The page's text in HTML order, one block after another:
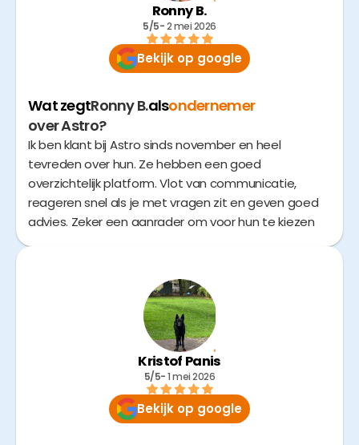
Ronny B.
5/5- 2 mei 2026
Bekijk op google
Wat zegtRonny B.alsondernemer
over Astro?
Ik ben klant bij Astro sinds november en heel
tevreden over hun. Ze hebben een goed
overzichtelijk platform. Vlot van communicatie,
reageren snel als je met vragen zit en geven goed
advies. Zeker een aanrader om voor hun te kiezen
Kristof Panis
5/5- 1 mei 2026
Bekijk op google